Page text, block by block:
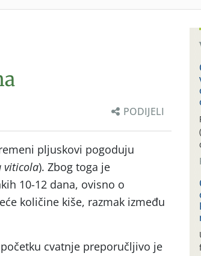
PODIJELI
pljuskovi pogoduju
viticola). Zbog toga je
10-12 dana, ovisno o
količine kiše, razmak između
cvatnje preporučljivo je